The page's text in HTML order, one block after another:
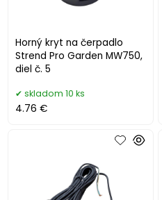
Horný kryt na čerpadlo
Strend Pro Garden MW750,
diel č. 5
skladom 10 ks
4.76 €